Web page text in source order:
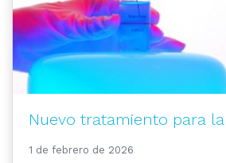
Nuevo tratamiento para
1 de febrero de 2026